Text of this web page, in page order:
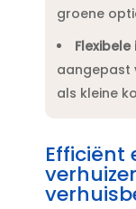
groene
Flexibele
aangepast
als kleine
Efficiënt